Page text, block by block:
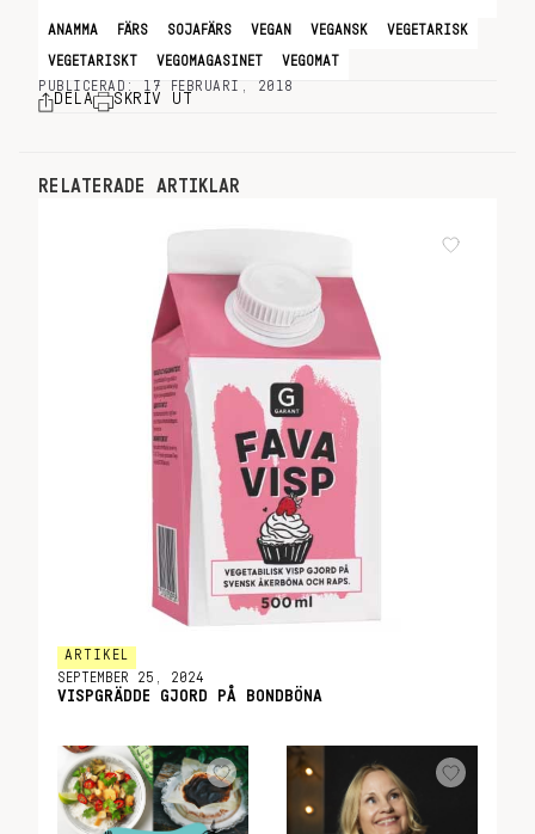
ANAMMA FÄRS SOJAFÄRS VEGAN VEGANSK VEGETARISK
VEGETARISKT VEGOMAGASINET
VEGOMAT
PUBLICERAD: 17 FEBRUARI, 2018
DELA SKRIV UT
RELATERADE ARTIKLAR
ARTIKEL
SEPTEMBER 25, 2024
VISPGRÄDDE GJORD PÅ BONDBÖNA